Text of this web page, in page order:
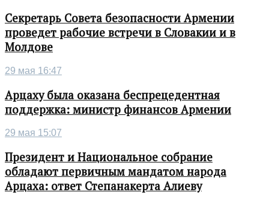
Секретарь Совета безопасности Армении
проведет рабочие встречи в Словакии и в
Молдове
29 мая 16:47
Арцаху была оказана беспрецедентная
поддержка: министр финансов Армении
29 мая 15:07
Президент и Национальное собрание
обладают первичным мандатом народа
Арцаха: ответ Степанакерта Алиеву